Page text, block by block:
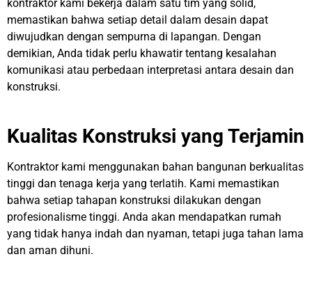
kontraktor kami bekerja dalam satu tim yang solid,
memastikan bahwa setiap detail dalam desain dapat
diwujudkan dengan sempurna di lapangan. Dengan
demikian, Anda tidak perlu khawatir tentang kesalahan
komunikasi atau perbedaan interpretasi antara desain dan
konstruksi.
Kualitas Konstruksi yang Terjamin
Kontraktor kami menggunakan bahan bangunan berkualitas
tinggi dan tenaga kerja yang terlatih. Kami memastikan
bahwa setiap tahapan konstruksi dilakukan dengan
profesionalisme tinggi. Anda akan mendapatkan rumah
yang tidak hanya indah dan nyaman, tetapi juga tahan lama
dan aman dihuni.